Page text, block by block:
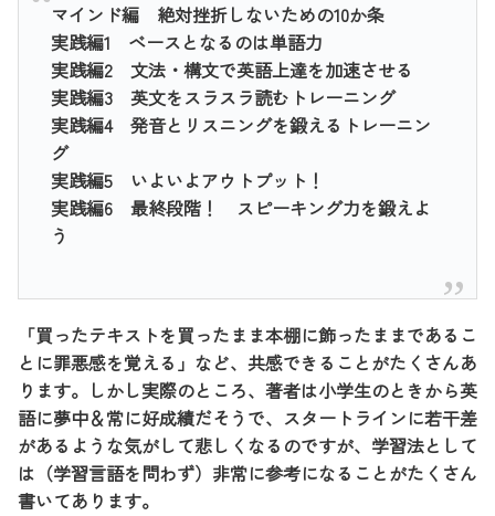
マインド編 絶対挫折しないための10か条
実践編1 ベースとなるのは単語力
実践編2 文法・構文で英語上達を加速させる
実践編3 英文をスラスラ読むトレーニング
実践編4 発音とリスニングを鍛えるトレーニン
グ
実践編5 いよいよアウトプット！
実践編6 最終段階！ スピーキング力を鍛えよ
う
「買ったテキストを買ったまま本棚に飾ったままであるこ
とに罪悪感を覚える」など、共感できることがたくさんあ
ります。しかし実際のところ、著者は小学生のときから英
語に夢中＆常に好成績だそうで、スタートラインに若干差
があるような気がして悲しくなるのですが、学習法として
は（学習言語を問わず）非常に参考になることがたくさん
書いてあります。